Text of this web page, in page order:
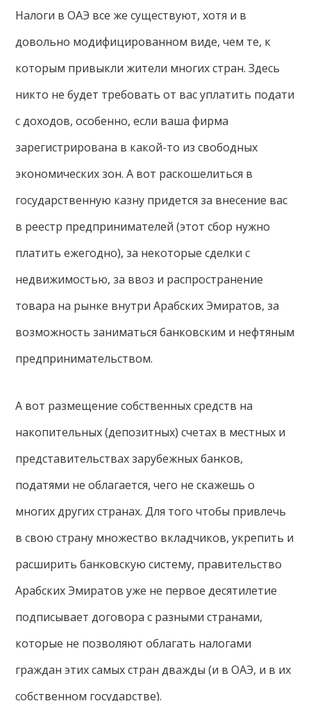
Налоги в ОАЭ все же существуют, хотя и в
довольно модифицированном виде, чем те, к
которым привыкли жители многих стран. Здесь
никто не будет требовать от вас уплатить подати
с доходов, особенно, если ваша фирма
зарегистрирована в какой-то из свободных
экономических зон. А вот раскошелиться в
государственную казну придется за внесение вас
в реестр предпринимателей (этот сбор нужно
платить ежегодно), за некоторые сделки с
недвижимостью, за ввоз и распространение
товара на рынке внутри Арабских Эмиратов, за
возможность заниматься банковским и нефтяным
предпринимательством.
А вот размещение собственных средств на
накопительных (депозитных) счетах в местных и
представительствах зарубежных банков,
податями не облагается, чего не скажешь о
многих других странах. Для того чтобы привлечь
в свою страну множество вкладчиков, укрепить и
расширить банковскую систему, правительство
Арабских Эмиратов уже не первое десятилетие
подписывает договора с разными странами,
которые не позволяют облагать налогами
граждан этих самых стран дважды (и в ОАЭ, и в их
собственном государстве).